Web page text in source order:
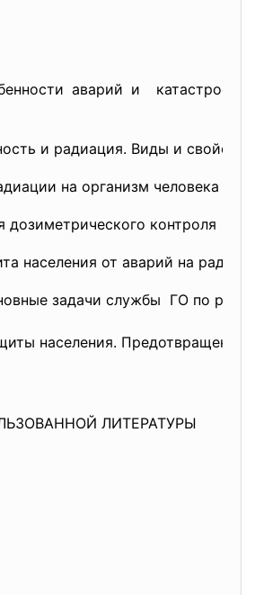
аварий и катастроф
и радиация. Виды и
на организм человека
дозиметрического контроля
населения от аварий на
задачи службы ГО по
населения. Предотвращение
ЛИТЕРАТУРЫ